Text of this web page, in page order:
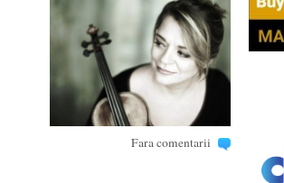
Fara comentarii